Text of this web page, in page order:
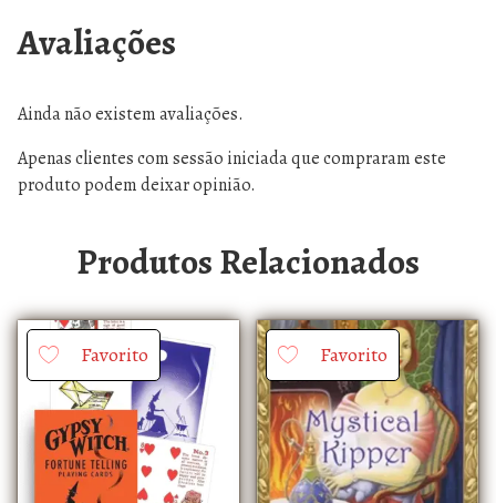
Avaliações
Ainda não existem avaliações.
Apenas clientes com sessão iniciada que compraram este
produto podem deixar opinião.
Produtos Relacionados
Favorito Favorito